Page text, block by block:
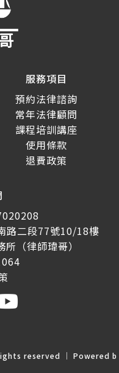
服務項目
預約法律諮詢
常年法律顧問
課程培訓講座
使用條款
退費政策
路二段77號10/18樓
（律師瑋哥）
reserved ｜ Powered b